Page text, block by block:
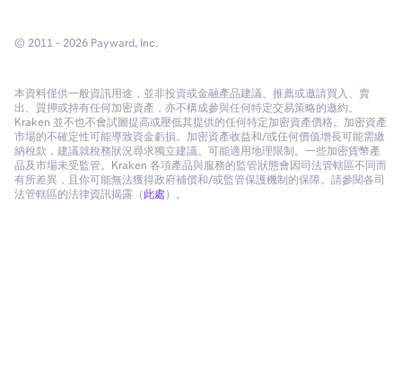
© 2011 - 2026 Payward, Inc.
本資料僅供一般資訊用途，並非投資或金融產品建議、推薦或邀請買入、賣
出、質押或持有任何加密資產，亦不構成參與任何特定交易策略的邀約。
Kraken 並不也不會試圖提高或壓低其提供的任何特定加密資產價格。加密資產
市場的不確定性可能導致資金虧損。加密資產收益和/或任何價值增長可能需繳
納稅款，建議就稅務狀況尋求獨立建議。可能適用地理限制。一些加密貨幣產
品及市場未受監管。Kraken 各項產品與服務的監管狀態會因司法管轄區不同而
有所差異，且你可能無法獲得政府補償和/或監管保護機制的保障。請參閱各司
法管轄區的法律資訊揭露（此處）。